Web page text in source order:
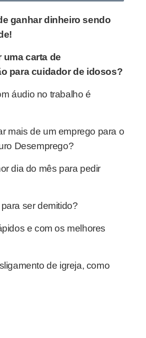
ganhar dinheiro sendo
uma carta de
para cuidador de idosos?
áudio no trabalho é
mais de um emprego para o
Desemprego?
dia do mês para pedir
ser demitido?
e com os melhores
de igreja, como